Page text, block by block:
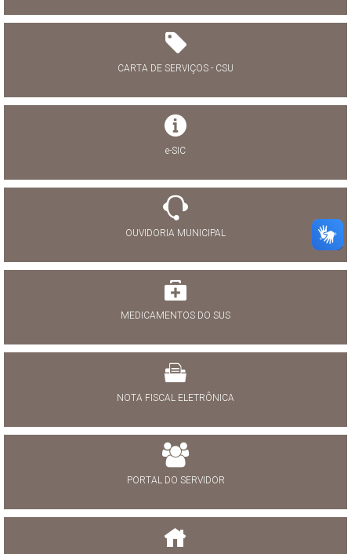
CARTA DE SERVIÇOS - CSU
e-SIC
OUVIDORIA MUNICIPAL
MEDICAMENTOS DO SUS
NOTA FISCAL ELETRÔNICA
PORTAL DO SERVIDOR